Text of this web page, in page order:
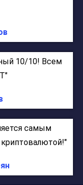
10/10! Всем
самым